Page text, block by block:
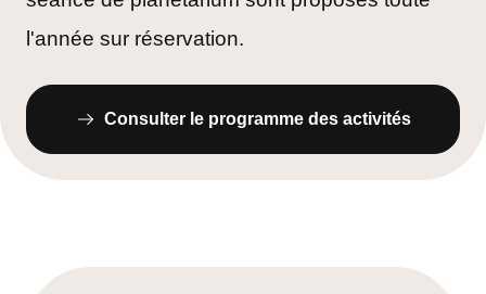
l'année sur réservation.
Consulter le programme des activités